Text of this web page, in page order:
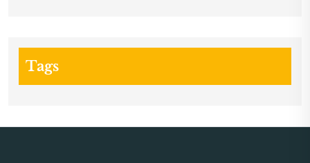
Tags